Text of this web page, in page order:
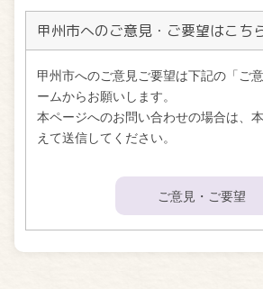
甲州市へのご意見・ご要望はこち
甲州市へのご意見ご要望は下記の「ご
ームからお願いします。
本ページへのお問い合わせの場合は、
えて送信してください。
ご意見・ご要望